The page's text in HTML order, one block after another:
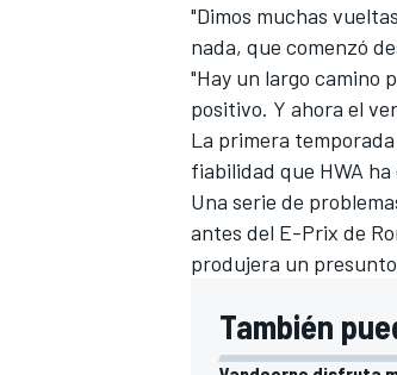
"Dimos muchas
nada, que comenzó
"Hay un largo camino
positivo. Y ahora el
La primera
fiabilidad que HWA
Una serie de
antes del E-Prix de
produjera un
También